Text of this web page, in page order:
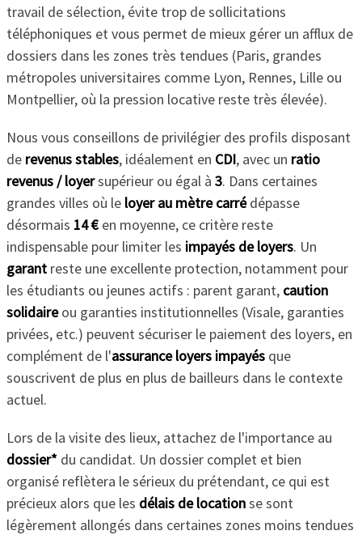
travail de sélection, évite trop de sollicitations
téléphoniques et vous permet de mieux gérer un afflux de
dossiers dans les zones très tendues (Paris, grandes
métropoles universitaires comme Lyon, Rennes, Lille ou
Montpellier, où la pression locative reste très élevée).
Nous vous conseillons de privilégier des profils disposant
de revenus stables, idéalement en CDI, avec un ratio
revenus / loyersupérieur ou égal à 3. Dans certaines
grandes villes où le loyer au mètre carrédépasse
désormais 14 €en moyenne, ce critère reste
indispensable pour limiter les impayés de loyers. Un
garantreste une excellente protection, notamment pour
les étudiants ou jeunes actifs : parent garant, caution
solidaireou garanties institutionnelles (Visale, garanties
privées, etc.) peuvent sécuriser le paiement des loyers, en
complément de l'assurance loyers impayésque
souscrivent de plus en plus de bailleurs dans le contexte
actuel.
Lors de la visite des lieux, attachez de l'importance au
dossier*du candidat. Un dossier complet et bien
organisé reflètera le sérieux du prétendant, ce qui est
précieux alors que les délais de locationse sont
légèrement allongés dans certaines zones moins tendues